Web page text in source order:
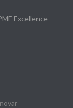
Excellence